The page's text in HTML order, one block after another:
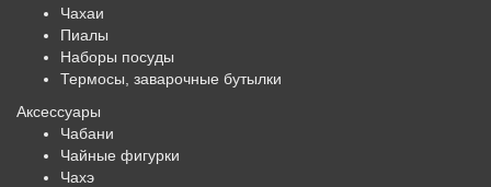
Чахаи
Пиалы
Наборы посуды
Термосы, заварочные бутылки
Аксессуары
Чабани
Чайные фигурки
Чахэ